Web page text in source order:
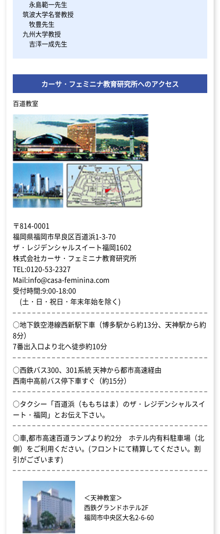
永島範一先生
筑波大学名誉教授
牧豊先生
九州大学教授
吉澤一成先生
カーサ・フェミニナ教育研究所へのアクセス
百道教室
〒814-0001
福岡県福岡市早良区百道浜1-3-70
ザ・レジデンシャルスイート福岡1602
株式会社カーサ・フェミニナ教育研究所
TEL:0120-53-2327
Mail:info@casa-feminina.com
受付時間:9:00-18:00
(土・日・祝日・年末年始を除く)
○地下鉄空港線西新駅下車（博多駅から約13分、天神駅から約
8分）
7番出入口より北へ徒歩約10分
○西鉄バス300、301系統 天神から都市高速経由
西南中高前バス停下車すぐ（約15分）
○タクシー「百道浜（ももちはま）のザ・レジデンシャルスイ
ート・福岡」とお伝え下さい。
○車,都市高速百道ランプより約2分 ホテル内有料駐車場（北
側）をご利用ください。(フロントにて精算してください。割
引がございます)
＜天神教室＞
西鉄グランドホテル2F
福岡市中央区大名2-6-60